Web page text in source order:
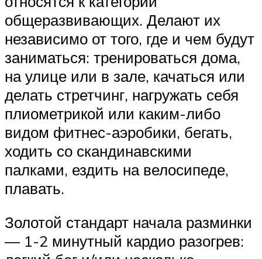
общеразвивающих. Делают их
независимо от того, где и чем будут
заниматься: тренироваться дома,
на улице или в зале, качаться или
делать стретчинг, нагружать себя
плиометрикой или каким-либо
видом фитнес-аэробики, бегать,
ходить со скандинавскими
палками, ездить на велосипеде,
плавать.
Золотой стандарт начала разминки
— 1-2 минутный кардио разогрев: